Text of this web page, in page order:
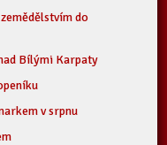
do
Bílými Karpaty
v srpnu